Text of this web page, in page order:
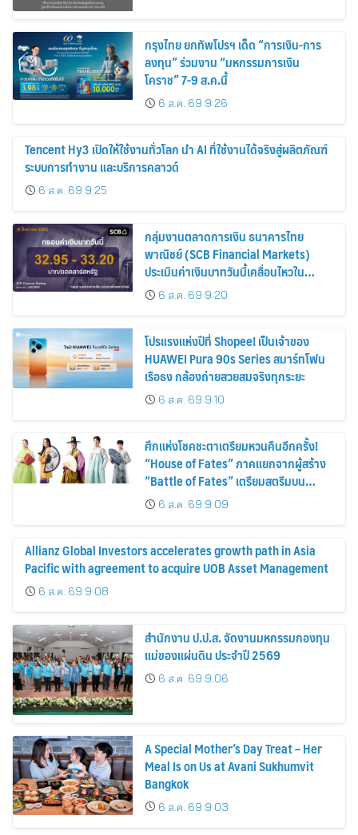
กรุงไทย ยกทัพโปรฯ เด็ด “การเงิน-การ
ลงทุน” ร่วมงาน “มหกรรมการเงิน
โคราช” 7-9 ส.ค.นี้
6 ส.ค. 69 9:26
Tencent Hy3 เปิดให้ใช้งานทั่วโลก นำ AI ที่ใช้งานได้จริงสู่ผลิตภัณฑ์
ระบบการทำงาน และบริการคลาวด์
6 ส.ค. 69 9:25
กลุ่มงานตลาดการเงิน ธนาคารไทย
พาณิชย์ (SCB Financial Markets)
ประเมินค่าเงินบาทวันนี้เคลื่อนไหวใน
กรอบ 32.95-33.20 บาท/ดอลลาร์
6 ส.ค. 69 9:20
โปรแรงแห่งปีที่ Shopee! เป็นเจ้าของ
HUAWEI Pura 90s Series สมาร์ทโฟน
เรือธง กล้องถ่ายสวยสมจริงทุกระยะ
6 ส.ค. 69 9:10
ศึกแห่งโชคชะตาเตรียมหวนคืนอีกครั้ง!
“House of Fates” ภาคแยกจากผู้สร้าง
“Battle of Fates” เตรียมสตรีมบน
Disney+ ที่นี่ที่เดียว
6 ส.ค. 69 9:09
Allianz Global Investors accelerates growth path in Asia
Pacific with agreement to acquire UOB Asset Management
6 ส.ค. 69 9:08
สำนักงาน ป.ป.ส. จัดงานมหกรรมกองทุน
แม่ของแผ่นดิน ประจำปี 2569
6 ส.ค. 69 9:06
A Special Mother’s Day Treat – Her
Meal Is on Us at Avani Sukhumvit
Bangkok
6 ส.ค. 69 9:03